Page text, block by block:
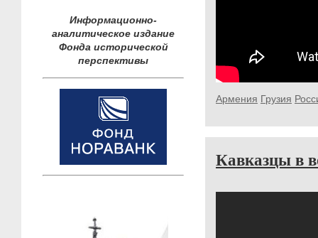
Информационно-
аналитическое издание
Фонда исторической
перспективы
Армения Грузия
Кавказцы в